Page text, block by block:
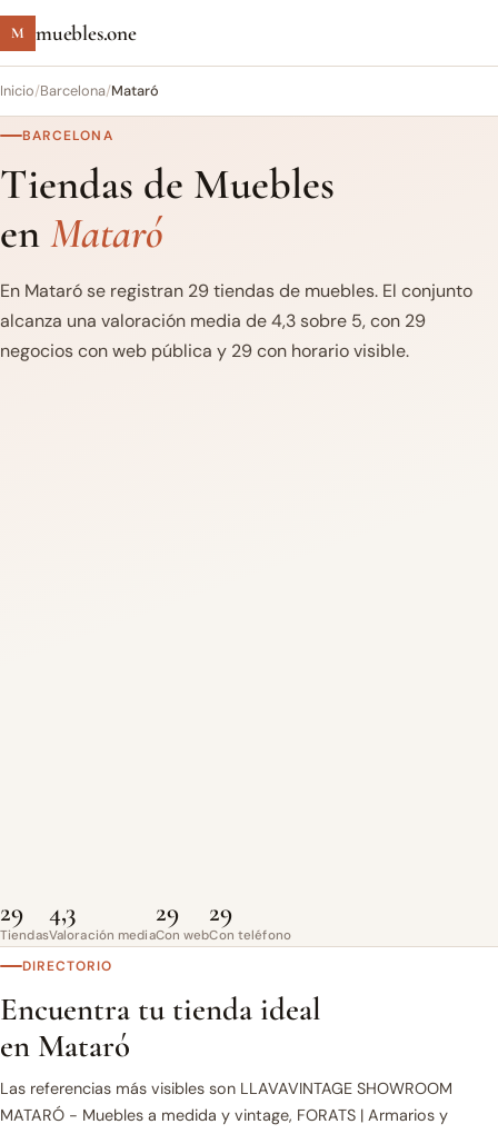
M muebles.one
Inicio/Barcelona/Mataró
BARCELONA
Tiendas de Muebles
enMataró
En Mataró se registran 29 tiendas de muebles. El conjunto
alcanza una valoración media de 4,3 sobre 5, con 29
negocios con web pública y 29 con horario visible.
29
Tiendas
4,3
Valoración media
29
Con web
29
Con teléfono
DIRECTORIO
Encuentra tu tienda ideal
en Mataró
Las referencias más visibles son LLAVAVINTAGE SHOWROOM
MATARÓ - Muebles a medida y vintage, FORATS | Armarios y